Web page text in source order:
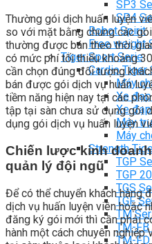
SP3
SP4
Robot Spirit
Free weight
Tiger Sport Serie
Cardio Tiger
Máy
Xe
Xe
Máy
Máy
Strength
TGP
TGP
TGS
TGF
TM
TM-FB
TM-
Thường gói dịch huấn luyện
so với mặt bằng chung các
thường được bán theo thời
có mức phí tối thiểu khoảng
cần chọn đúng đối tượng
bán được gói dịch vụ huấn
tiềm năng hiện nay tại các
tập tại sàn chưa sử dụng gói
dụng gói dịch vụ huấn luyện
Chiến lược kinh
quản lý đội ngũ
Để có thể chuyển khách hàng
dịch vụ huấn luyện viên hoặc
đăng ký gói mới thì cần phải
hành một cách chuyên